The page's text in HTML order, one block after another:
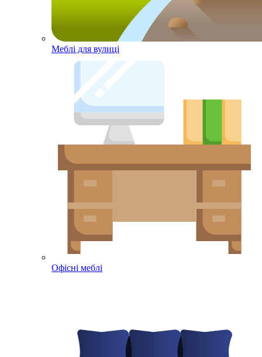
Меблі для вулиці
Офісні меблі